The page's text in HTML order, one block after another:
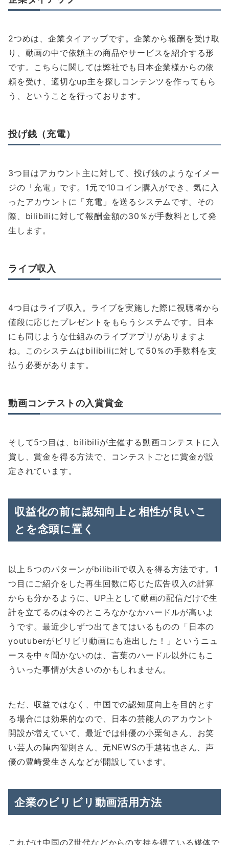
2つめは、企業タイアップです。企業から報酬を受け取
り、動画の中で依頼主の商品やサービスを紹介する形
です。こちらに関しては弊社でも日本企業様からの依
頼を受け、適切なup主を探しコンテンツを作ってもら
う、ということを行っております。
投げ銭（充電）
3つ目はアカウント主に対して、投げ銭のようなイメー
ジの「充電」です。1元で10コイン購入ができ、気に入
ったアカウントに「充電」を送るシステムです。その
際、bilibiliに対して報酬金額の30％が手数料として発
生します。
ライブ収入
4つ目はライブ収入。ライブを実施した際に視聴者から
値段に応じたプレゼントをもらうシステムです。日本
にも同じような仕組みのライブアプリがありますよ
ね。このシステムはbilibiliに対して50％の手数料を支
払う必要があります。
動画コンテストの入賞賞金
そして5つ目は、bilibiliが主催する動画コンテストに入
賞し、賞金を得る方法で、コンテストごとに賞金が設
定されています。
収益化の前に認知向上と相性が良いこ
とを念頭に置く
以上５つのパターンがbilibiliで収入を得る方法です。1
つ目にご紹介をした再生回数に応じた広告収入の計算
からも分かるように、UP主として動画の配信だけで生
計を立てるのは今のところなかなかハードルが高いよ
うです。最近少しずつ出てきてはいるものの「日本の
youtuberがビリビリ動画にも進出した！」というニュ
ースを中々聞かないのは、言葉のハードル以外にもこ
ういった事情が大きいのかもしれません。
ただ、収益ではなく、中国での認知度向上を目的とす
る場合には効果的なので、日本の芸能人のアカウント
開設が増えていて、最近では俳優の小栗旬さん、お笑
い芸人の陣内智則さん、元NEWSの手越祐也さん、声
優の豊崎愛生さんなどが開設しています。
企業のビリビリ動画活用方法
これだけ中国のZ世代などからの支持を得ている媒体で